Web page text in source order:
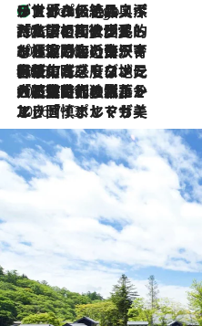
8 Hours Ago
リスボンの絶品スイーツ「パステル・デ・ナタ」とは？ポルトガル伝統の奥深い世界へ
2026.7.27
「私の祖国はポルトガル語です」国民的詩人フェルナンド・ペソアと、彼が愛した文学の街を歩く
2026.7.26
ポルトガル近海が育む極上の海の幸。キリリと冷えた白ワインと愉しむ、シーフード専門店の贅沢
2026.7.22
伝統の味をモダンに昇華。高感度な地元客が集う、リスボンの最旬ガストロノミー
2026.7.21
大航海時代の栄華から、震災、独裁、そして革命へ。ポルトガル・首都リスボンの石畳に刻まれた「歴史の光と影」
2026.7.13
エッセイ・ヤマザキマリ「慎ましくも美しき国 ポルトガル」